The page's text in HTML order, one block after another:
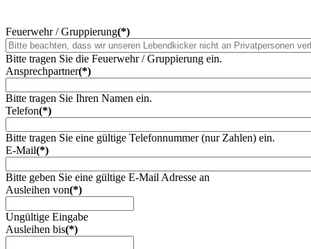
Feuerwehr / Gruppierung(*)
Bitte tragen Sie die Feuerwehr / Gruppierung ein.
Ansprechpartner(*)
Bitte tragen Sie Ihren Namen ein.
Telefon(*)
Bitte tragen Sie eine gültige Telefonnummer (nur Zahlen) ein.
E-Mail(*)
Bitte geben Sie eine gültige E-Mail Adresse an
Ausleihen von(*)
Ungültige Eingabe
Ausleihen bis(*)